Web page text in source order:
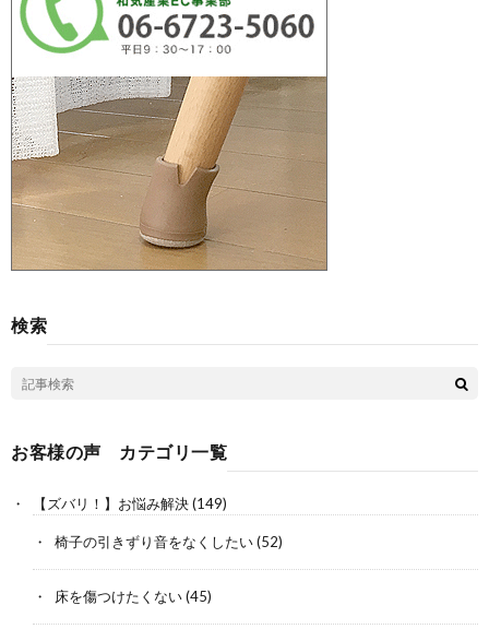
検索
お客様の声 カテゴリ一覧
【ズバリ！】お悩み解決(149)
椅子の引きずり音をなくしたい(52)
床を傷つけたくない(45)